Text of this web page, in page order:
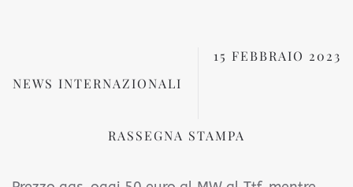
NEWS INTERNAZIONALI
15 FEBBRAIO 2023
RASSEGNA STAMPA